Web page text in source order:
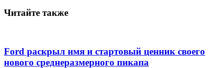
Читайте также
Ford раскрыл имя и стартовый ценник своего
нового среднеразмерного пикапа